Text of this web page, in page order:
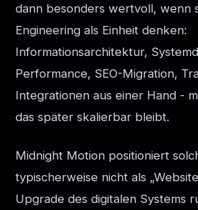
dann besonders wertvoll, wenn
Engineering als Einheit denken:
Informationsarchitektur,
Performance, SEO-Migration,
Integrationen aus einer Hand -
das später skalierbar bleibt.
Midnight Motion positioniert
typischerweise nicht als
Upgrade des digitalen Systems